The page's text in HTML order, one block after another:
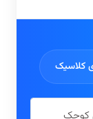
کلاسیک